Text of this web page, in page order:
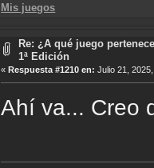
Mis juegos
Re: ¿A qué juego
1ª Edición
«Respuesta #1210 en: Julio 21,
Ahí va... Creo